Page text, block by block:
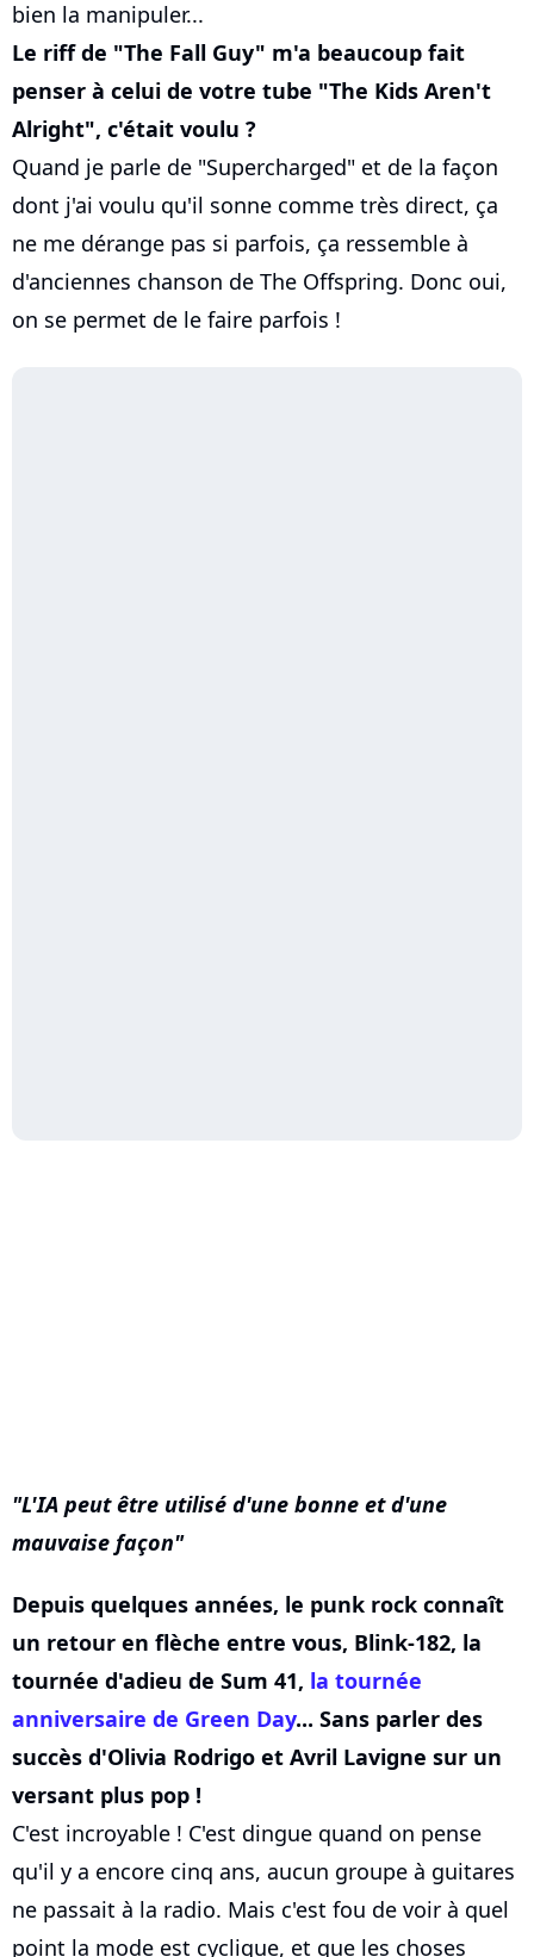
bien la manipuler...
Le riff de "The Fall Guy" m'a beaucoup fait
penser à celui de votre tube "The Kids Aren't
Alright", c'était voulu ?
Quand je parle de "Supercharged" et de la façon
dont j'ai voulu qu'il sonne comme très direct, ça
ne me dérange pas si parfois, ça ressemble à
d'anciennes chanson de The Offspring. Donc oui,
on se permet de le faire parfois !
L'IA peut être utilisé d'une bonne et d'une
mauvaise façon
Depuis quelques années, le punk rock connaît
un retour en flèche entre vous, Blink-182, la
tournée d'adieu de Sum 41, la tournée
anniversaire de Green Day... Sans parler des
succès d'Olivia Rodrigo et Avril Lavigne sur un
versant plus pop !
C'est incroyable ! C'est dingue quand on pense
qu'il y a encore cinq ans, aucun groupe à guitares
ne passait à la radio. Mais c'est fou de voir à quel
point la mode est cyclique, et que les choses